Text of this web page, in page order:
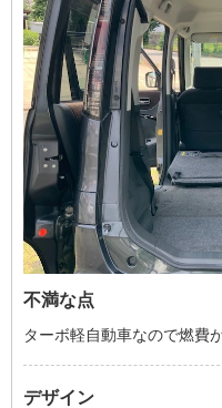
不満な点
ターボ軽自動車なので燃費
デザイン